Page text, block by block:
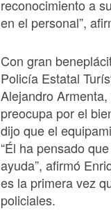
reconocimiento a
en el personal”,
Con gran
Policía Estatal
Alejandro
preocupa por el
dijo que el
“Él ha pensado
ayuda”, afirmó
es la primera vez
policiales.